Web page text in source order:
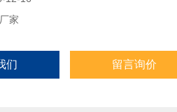
家
们 留言询价